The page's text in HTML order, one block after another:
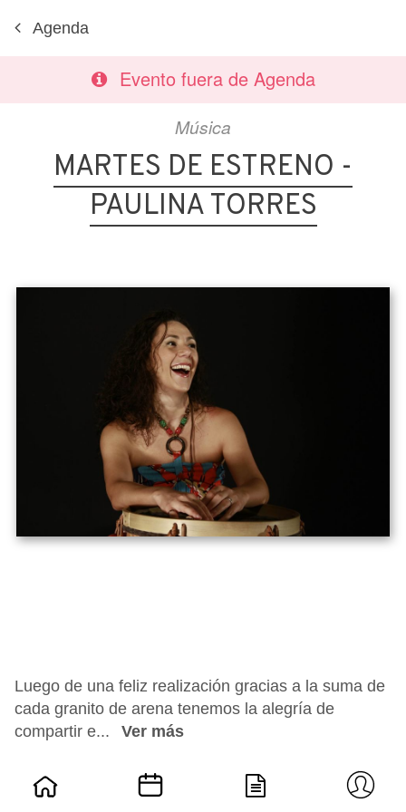
Agenda
Evento fuera de Agenda
Música
MARTES DE ESTRENO -
PAULINA TORRES
Luego de una feliz realización gracias a la suma de
cada granito de arena tenemos la alegría de
compartir e...
Ver más